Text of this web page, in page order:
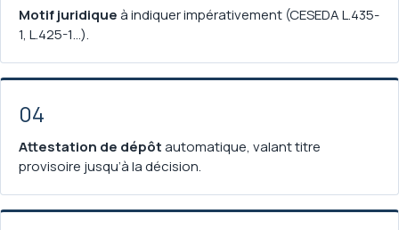
Motif juridiqueà indiquer impérativement (CESEDA L.435-
1, L.425-1…).
04
Attestation de dépôtautomatique, valant titre
provisoire jusqu’à la décision.